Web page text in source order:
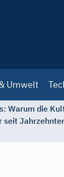
Umwelt
Warum die
seit